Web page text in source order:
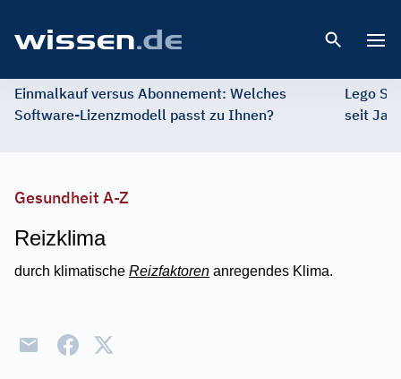
Einmalkauf versus Abonnement: Welches
Software-Lizenzmodell passt zu Ihnen?
Lego
seit
Gesundheit A-Z
Reizklima
durch klimatische Reizfaktoren anregendes Klima.